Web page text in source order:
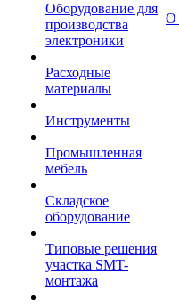
Оборудование для
производства
электроники
Расходные
материалы
Инструменты
Промышленная
мебель
Складское
оборудование
Типовые решения
участка SMT-
монтажа
О